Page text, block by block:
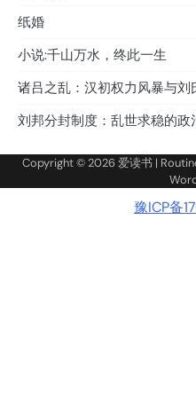
纸婚
小说:千山万水，终此一生
诸吕之乱：汉初权力风暴与刘
刘邦分封制度：乱世求稳的政
Copyright © 2026爱读书 |
豫ICP备